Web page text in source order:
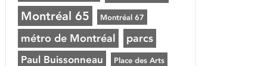
Montréal 65 Montréal 67
métro de Montréal parcs
Paul Buissonneau Place des Arts